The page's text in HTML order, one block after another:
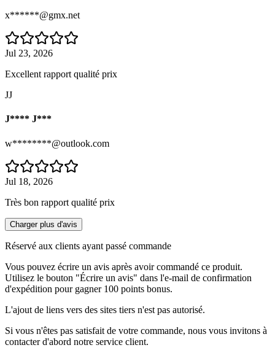
x******@gmx.net
Jul 23, 2026
Excellent rapport qualité prix
JJ
J**** J***
w********@outlook.com
Jul 18, 2026
Très bon rapport qualité prix
Charger plus d'avis
Réservé aux clients ayant passé commande
Vous pouvez écrire un avis après avoir commandé ce produit.
Utilisez le bouton "Écrire un avis" dans l'e-mail de confirmation
d'expédition pour gagner 100 points bonus.
L'ajout de liens vers des sites tiers n'est pas autorisé.
Si vous n'êtes pas satisfait de votre commande, nous vous invitons à
contacter d'abord notre service client.